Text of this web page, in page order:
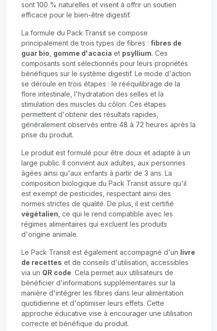
sont 100 % naturelles et visent à offrir un soutien
efficace pour le bien-être digestif.
La formule du Pack Transit se compose
principalement de trois types de fibres : fibres de
guar bio, gomme d'acacia et psyllium. Ces
composants sont sélectionnés pour leurs propriétés
bénéfiques sur le système digestif. Le mode d'action
se déroule en trois étapes : le rééquilibrage de la
flore intestinale, l'hydratation des selles et la
stimulation des muscles du côlon. Ces étapes
permettent d'obtenir des résultats rapides,
généralement observés entre 48 à 72 heures après la
prise du produit.
Le produit est formulé pour être doux et adapté à un
large public. Il convient aux adultes, aux personnes
âgées ainsi qu'aux enfants à partir de 3 ans. La
composition biologique du Pack Transit assure qu'il
est exempt de pesticides, respectant ainsi des
normes strictes de qualité. De plus, il est certifié
végétalien, ce qui le rend compatible avec les
régimes alimentaires qui excluent les produits
d'origine animale.
Le Pack Transit est également accompagné d'un livre
de recettes et de conseils d'utilisation, accessibles
via un QR code. Cela permet aux utilisateurs de
bénéficier d'informations supplémentaires sur la
manière d'intégrer les fibres dans leur alimentation
quotidienne et d'optimiser leurs effets. Cette
approche éducative vise à encourager une utilisation
correcte et bénéfique du produit.